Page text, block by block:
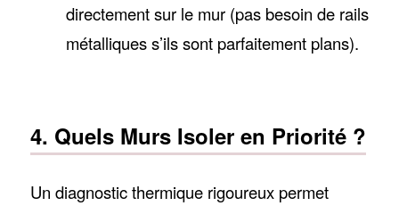
directement sur le mur (pas besoin de rails
métalliques s’ils sont parfaitement plans).
4. Quels Murs Isoler en Priorité ?
Un diagnostic thermique rigoureux permet